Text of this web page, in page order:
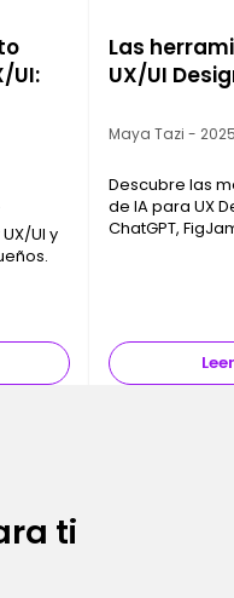
UI:
UI y
Las
UX/UI
Maya Tazi -
Descubre las
de IA para UX
ChatGPT,
ti